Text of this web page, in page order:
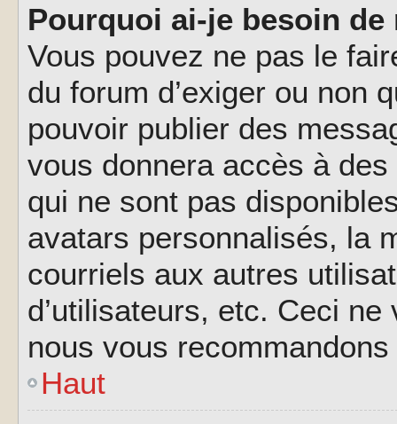
Pourquoi ai-je besoin
Vous pouvez ne pas le
du forum d’exiger ou non
pouvoir publier des
vous donnera accès à
qui ne sont pas
avatars personnalisés, la
courriels aux autres
d’utilisateurs, etc. Ceci
nous vous
Haut